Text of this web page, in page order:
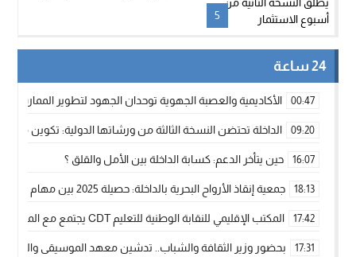
5
24 ساعة
00:47 الأكاديمية والعصبة الجهوية توحدان الجهود لتطوير الممارسة
09:20 الداخلة تحتضن النسخة الثالثة من ورشاتها الدولية: تكوين
16:07 حين يتأخر الدعم: كسابة الداخلة بين الأمل والقلق ؟
18:13 جمعية إنقاذ الأرواح البحرية بالداخلة: حصيلة 2025 بين مهام الإنقاذ ومشروع “دار البحار”
17:42 المكتب الإقليمي للنقابة الوطنية للتعليم CDT يجتمع مع المدير الإقليمي لمناقشة ملفات جوهرية لنساء ورجال التعليم
17:31 بحضور وزير الثقافة والشباب.. تدشين معهد الموسيقى والفنون